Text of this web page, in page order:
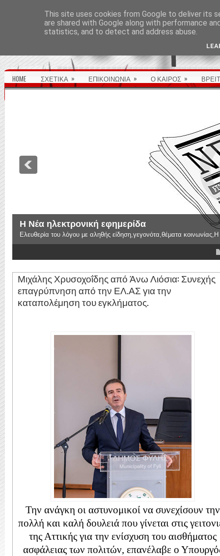
HOME ΣΧΕΤΙΚΑ » ΕΠΙΚΟΙΝΩΝΙΑ » Ο ΚΑΙΡΟΣ »
Το Πρόβλημα σας θα φτάσει στο προορισμό
Ρίξε αγκάθι εκεί που πρέπει,θες να καταγγήλεις κάποιο γεγονός
4
Μιχάλης Χρυσοχοΐδης από Άνω Λιόσια: Συνεχής
επαγρύπνηση από την ΕΛ.ΑΣ για την
καταπολέμηση του εγκλήματος.
Την ανάγκη οι αστυνομικοί να συνεχίσουν την
πολλή και καλή δουλειά που γίνεται στις
της Αττικής για την ενίσχυση του αισθήματος
ασφάλειας των πολιτών, επανέλαβε ο
This site uses cookies from Google to deliver its
are shared with Google along with performance
statistics, and to detect and address abuse.